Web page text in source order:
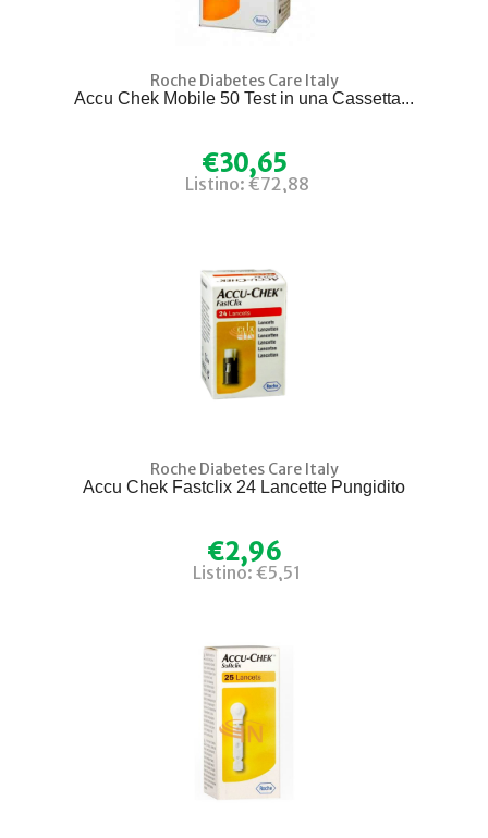
Roche Diabetes Care Italy
Accu Chek Mobile 50 Test in una Cassetta...
€30,65
Listino: €72,88
Roche Diabetes Care Italy
Accu Chek Fastclix 24 Lancette Pungidito
€2,96
Listino: €5,51